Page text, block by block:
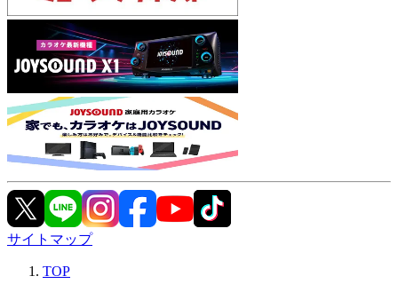
サイトマップ
TOP